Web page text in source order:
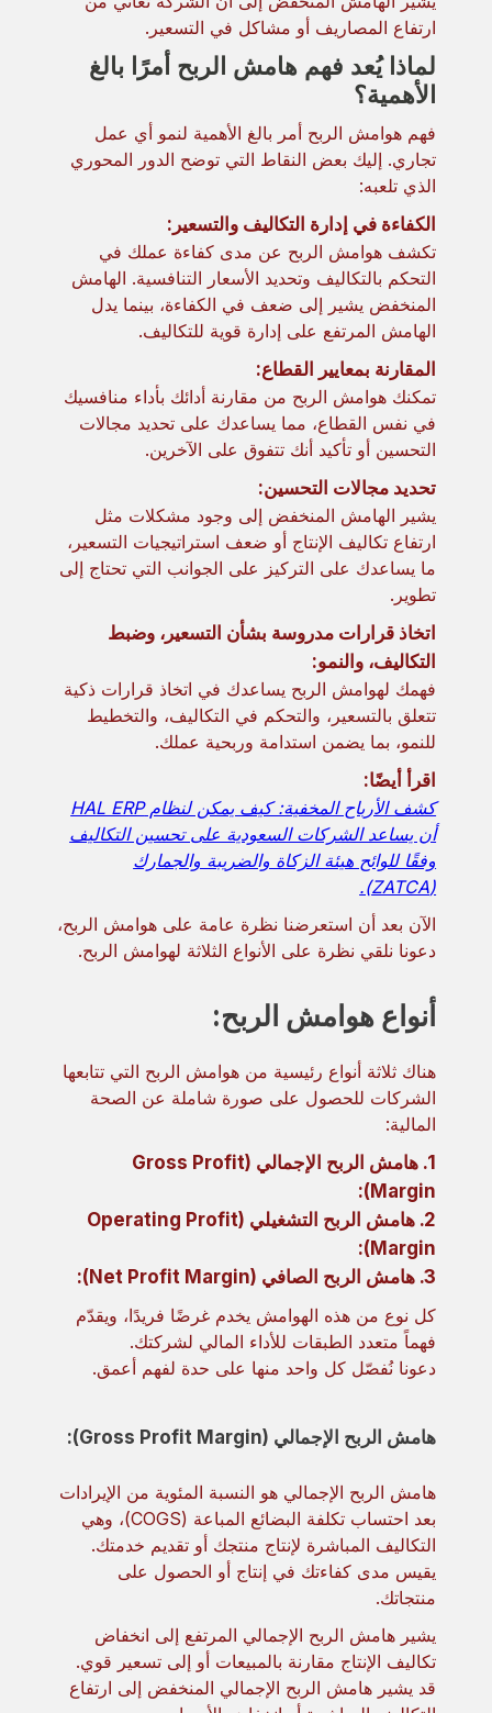
ارتفاع المصاريف أو مشاكل في التسعير.
لماذا يُعد فهم هامش الربح أمرًا بالغ
الأهمية؟
فهم هوامش الربح أمر بالغ الأهمية لنمو أي عمل
تجاري. إليك بعض النقاط التي توضح الدور المحوري
الذي تلعبه:
الكفاءة في إدارة التكاليف والتسعير:
تكشف هوامش الربح عن مدى كفاءة عملك في
التحكم بالتكاليف وتحديد الأسعار التنافسية. الهامش
المنخفض يشير إلى ضعف في الكفاءة، بينما يدل
الهامش المرتفع على إدارة قوية للتكاليف.
المقارنة بمعايير القطاع:
تمكنك هوامش الربح من مقارنة أدائك بأداء منافسيك
في نفس القطاع، مما يساعدك على تحديد مجالات
التحسين أو تأكيد أنك تتفوق على الآخرين.
تحديد مجالات التحسين:
يشير الهامش المنخفض إلى وجود مشكلات مثل
ارتفاع تكاليف الإنتاج أو ضعف استراتيجيات التسعير،
ما يساعدك على التركيز على الجوانب التي تحتاج إلى
تطوير.
اتخاذ قرارات مدروسة بشأن التسعير، وضبط
التكاليف، والنمو:
فهمك لهوامش الربح يساعدك في اتخاذ قرارات ذكية
تتعلق بالتسعير، والتحكم في التكاليف، والتخطيط
للنمو، بما يضمن استدامة وربحية عملك.
اقرأ أيضًا:
كشف الأرباح المخفية: كيف يمكن لنظام HAL ERP
أن يساعد الشركات السعودية على تحسين التكاليف
وفقًا للوائح هيئة الزكاة والضريبة والجمارك
(ZATCA).
الآن بعد أن استعرضنا نظرة عامة على هوامش الربح،
دعونا نلقي نظرة على الأنواع الثلاثة لهوامش الربح.
أنواع هوامش الربح:
هناك ثلاثة أنواع رئيسية من هوامش الربح التي تتابعها
الشركات للحصول على صورة شاملة عن الصحة
المالية:
1. هامش الربح الإجمالي (Gross Profit
Margin):
2. هامش الربح التشغيلي (Operating Profit
Margin):
3. هامش الربح الصافي (Net Profit Margin):
كل نوع من هذه الهوامش يخدم غرضًا فريدًا، ويقدّم
فهماً متعدد الطبقات للأداء المالي لشركتك.
دعونا نُفصّل كل واحد منها على حدة لفهم أعمق.
هامش الربح الإجمالي (Gross Profit Margin):
هامش الربح الإجمالي هو النسبة المئوية من الإيرادات
بعد احتساب تكلفة البضائع المباعة (COGS)، وهي
التكاليف المباشرة لإنتاج منتجك أو تقديم خدمتك.
يقيس مدى كفاءتك في إنتاج أو الحصول على
منتجاتك.
يشير هامش الربح الإجمالي المرتفع إلى انخفاض
تكاليف الإنتاج مقارنة بالمبيعات أو إلى تسعير قوي.
قد يشير هامش الربح الإجمالي المنخفض إلى ارتفاع